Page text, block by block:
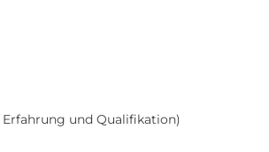
und Qualifikation)